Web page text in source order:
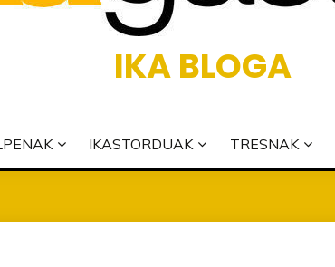
IKA BLOGA
IKASTORDUAK TRESNAK